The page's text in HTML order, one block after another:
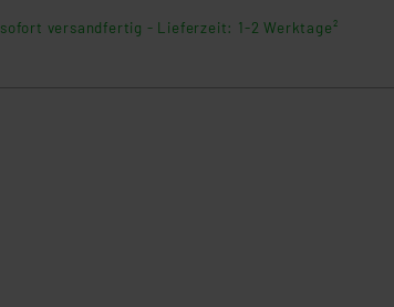
sofort versandfertig - Lieferzeit: 1-2 Werktage²